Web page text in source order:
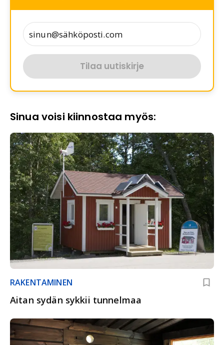
Tilaa uutiskirje
Sinua voisi kiinnostaa myös:
RAKENTAMINEN
Aitan sydän sykkii tunnelmaa